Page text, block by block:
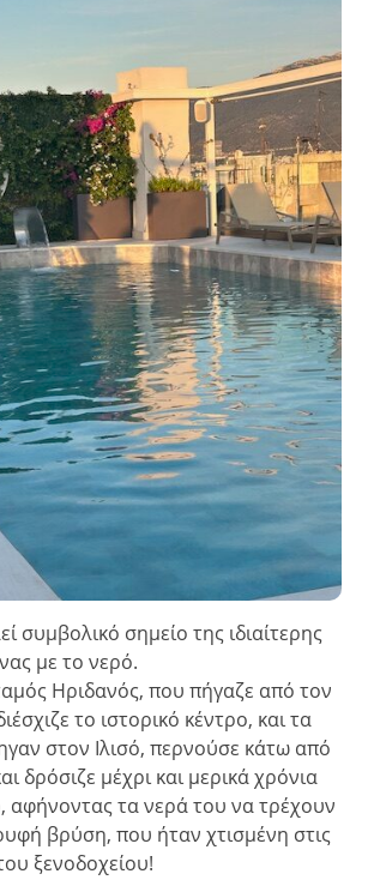
συμβολικό σημείο της ιδιαίτερης
με το νερό.
Ηριδανός, που πήγαζε από τον
το ιστορικό κέντρο, και τα
στον Ιλισό, περνούσε κάτω από
δρόσιζε μέχρι και μερικά χρόνια
αφήνοντας τα νερά του να τρέχουν
βρύση, που ήταν χτισμένη στις
ξενοδοχείου!